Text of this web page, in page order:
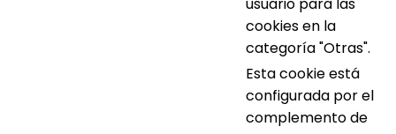
cookies en la
categoría "Otras".
Esta cookie está
configurada por el
complemento de